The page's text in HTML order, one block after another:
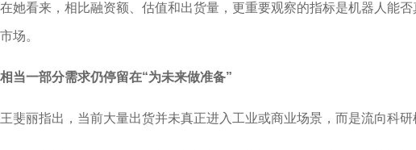
在她看来，相比融资额、估值和出货量，更重要观察的指标是机器人能
市场。
相当一部分需求仍停留在“为未来做准备”
王斐丽指出，当前大量出货并未真正进入工业或商业场景，而是流向科